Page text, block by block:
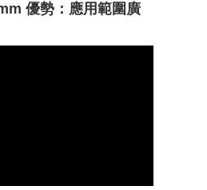
優勢：應用範圍廣